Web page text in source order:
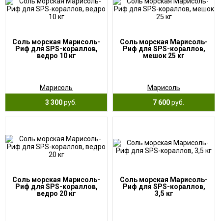
Соль морская Марисоль-
Риф для SPS-кораллов,
ведро 10 кг
Марисоль
3 300руб.
Соль морская Марисоль-
Риф для SPS-кораллов,
мешок 25 кг
Марисоль
7 600руб.
Соль морская Марисоль-
Риф для SPS-кораллов,
ведро 20 кг
Соль морская Марисоль-
Риф для SPS-кораллов,
3,5 кг